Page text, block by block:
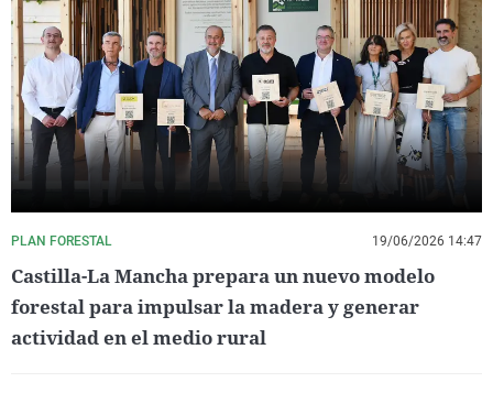
PLAN FORESTAL 19/06/2026 14:47
Castilla-La Mancha prepara un nuevo modelo
forestal para impulsar la madera y generar
actividad en el medio rural